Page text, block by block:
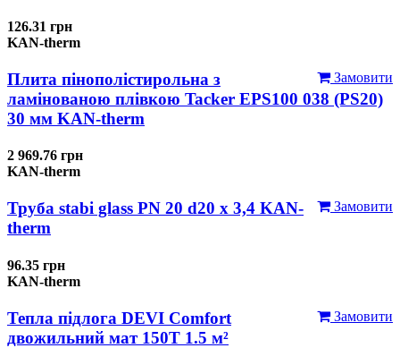
126.31 грн
KAN-therm
Замовити
Плита пінополістирольна з
ламінованою плівкою Tacker EPS100 038 (PS20)
30 мм KAN-therm
2 969.76 грн
KAN-therm
Замовити
Труба stabi glass PN 20 d20 х 3,4 KAN-
therm
96.35 грн
KAN-therm
Замовити
Тепла підлога DEVI Comfort
двожильний мат 150T 1.5 м²